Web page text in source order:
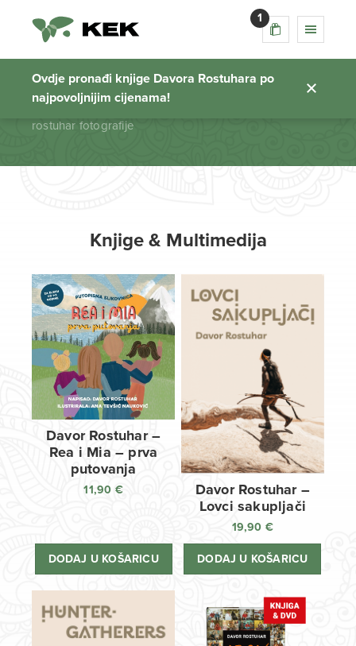
1
Ovdje pronađi knjige Davora Rostuhara po
najpovoljnijim cijenama!
rostuhar fotografije
Početna stranica
rostuhar fotografije
Knjige & Multimedija
Davor Rostuhar –
Rea i Mia – prva
putovanja
11,90 €
DODAJ U KOŠARICU
Davor Rostuhar –
Lovci sakupljači
19,90 €
DODAJ U KOŠARICU